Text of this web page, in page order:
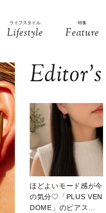
ライフスタイル
Lifestyle
特集
Feature
ほどよいモード感が今
の気分♡「PLUS VEN
DOME」のピアスが